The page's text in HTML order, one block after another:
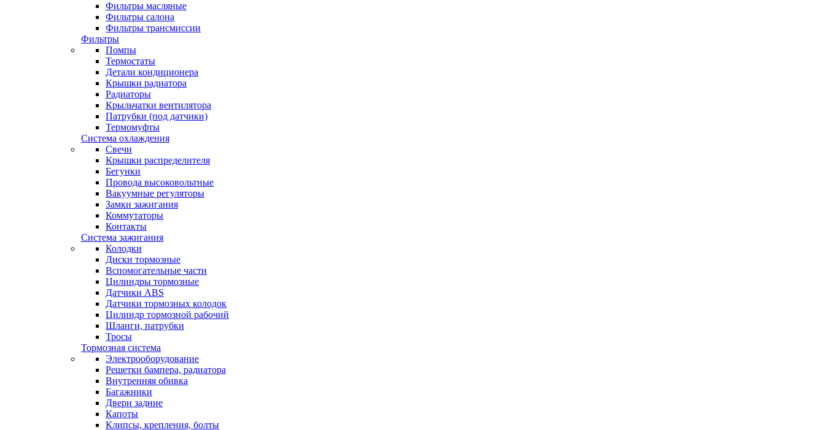
Фильтры масляные
Фильтры салона
Фильтры трансмиссии
Фильтры
Помпы
Термостаты
Детали кондиционера
Крышки радиатора
Радиаторы
Крыльчатки вентилятора
Патрубки (под датчики)
Термомуфты
Система охлаждения
Свечи
Крышки распределителя
Бегунки
Провода высоковольтные
Вакуумные регуляторы
Замки зажигания
Коммутаторы
Контакты
Система зажигания
Колодки
Диски тормозные
Вспомогательные части
Цилиндры тормозные
Датчики ABS
Датчики тормозных колодок
Цилиндр тормозной рабочий
Шланги, патрубки
Тросы
Тормозная система
Электрооборудование
Решетки бампера, радиатора
Внутренняя обивка
Багажники
Двери задние
Капоты
Клипсы, крепления, болты